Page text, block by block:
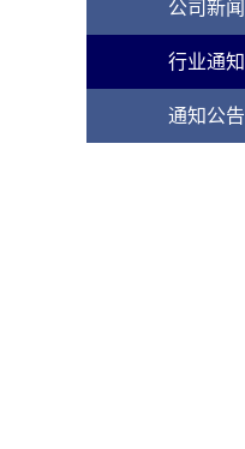
公司新闻
行业通知
通知公告